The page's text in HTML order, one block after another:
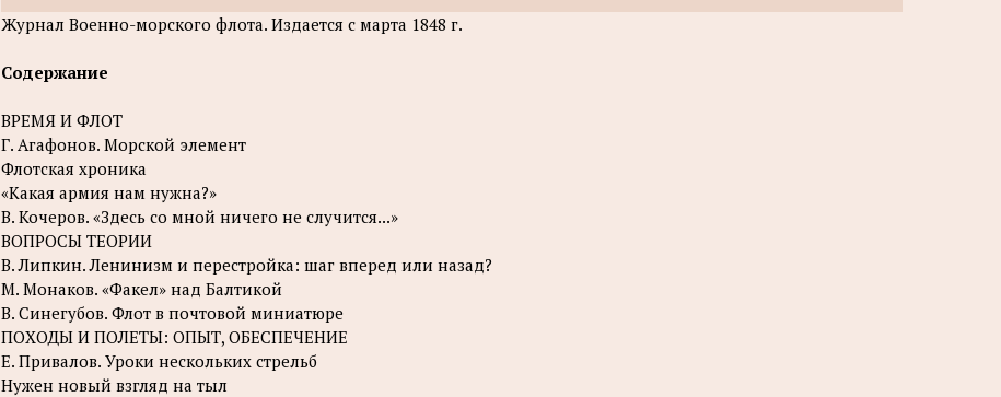
Журнал Военно-морского флота. Издается с марта 1848 г.
Содержание
ВРЕМЯ И ФЛОТ
Г. Агафонов. Морской элемент
Флотская хроника
«Какая армия нам нужна?»
В. Кочеров. «Здесь со мной ничего не случится...»
ВОПРОСЫ ТЕОРИИ
В. Липкин. Ленинизм и перестройка: шаг вперед или назад?
М. Монаков. «Факел» над Балтикой
В. Синегубов. Флот в почтовой миниатюре
ПОХОДЫ И ПОЛЕТЫ: ОПЫТ, ОБЕСПЕЧЕНИЕ
Е. Привалов. Уроки нескольких стрельб
Нужен новый взгляд на тыл